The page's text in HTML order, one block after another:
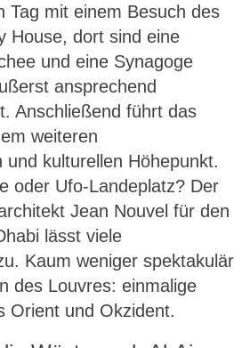
Tag mit einem Besuch des
House, dort sind eine
und eine Synagoge
ansprechend
Anschließend führt das
weiteren
und kulturellen Höhepunkt.
oder Ufo-Landeplatz? Der
Jean Nouvel für den
lässt viele
Kaum weniger spektakulär
des Louvres: einmalige
Orient und Okzident.